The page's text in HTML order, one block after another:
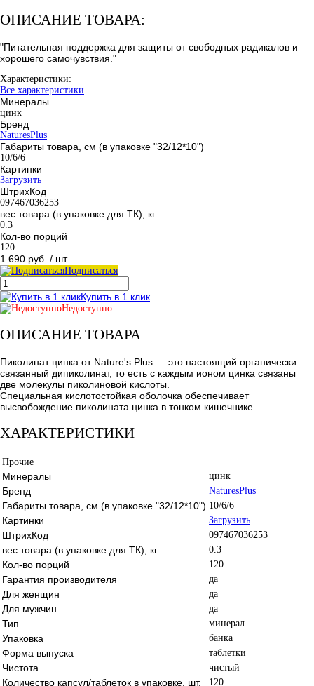
ОПИСАНИЕ ТОВАРА:
"Питательная поддержка для защиты от свободных радикалов и
хорошего самочувствия."
Характеристики:
Все характеристики
Минералы
цинк
Бренд
NaturesPlus
Габариты товара, см (в упаковке "32/12*10")
10/6/6
Картинки
Загрузить
ШтрихКод
097467036253
вес товара (в упаковке для ТК), кг
0.3
Кол-во порций
120
1 690 руб. / шт
Подписаться
Купить в 1 клик
Недоступно
ОПИСАНИЕ ТОВАРА
Пиколинат цинка от Nature's Plus — это настоящий органически
связанный дипиколинат, то есть с каждым ионом цинка связаны
две молекулы пиколиновой кислоты.
Специальная кислотостойкая оболочка обеспечивает
высвобождение пиколината цинка в тонком кишечнике.
ХАРАКТЕРИСТИКИ
Прочие
Минералы цинк
Бренд NaturesPlus
Габариты товара, см (в упаковке "32/12*10") 10/6/6
Картинки Загрузить
ШтрихКод 097467036253
вес товара (в упаковке для ТК), кг 0.3
Кол-во порций 120
Гарантия производителя да
Для женщин да
Для мужчин да
Тип минерал
Упаковка банка
Форма выпуска таблетки
Чистота чистый
Количество капсул/таблеток в упаковке, шт. 120